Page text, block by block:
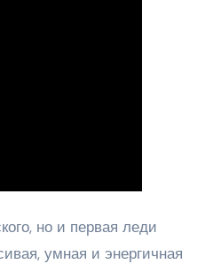
но и первая леди
умная и энергичная